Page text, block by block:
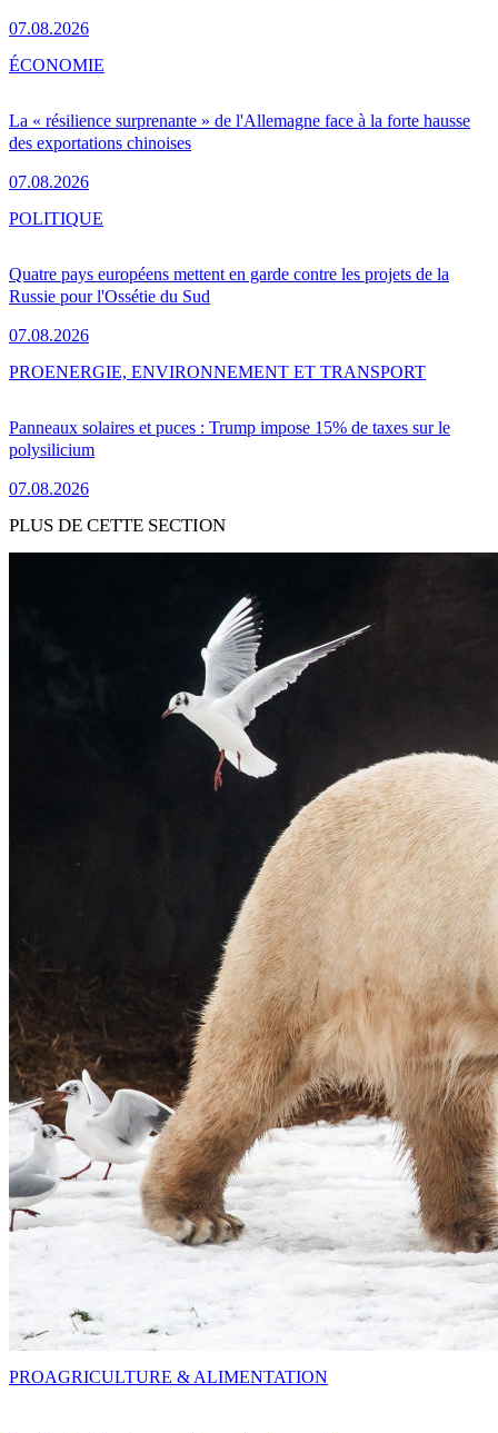
07.08.2026
La « résilience surprenante » de l'Allemagne face à la forte hausse
des exportations chinoises
07.08.2026
ÉCONOMIE
Quatre pays européens mettent en garde contre les projets de la
Russie pour l'Ossétie du Sud
07.08.2026
POLITIQUE
Panneaux solaires et puces : Trump impose 15% de taxes sur le
polysilicium
07.08.2026
PROENERGIE, ENVIRONNEMENT ET TRANSPORT
PLUS DE CETTE SECTION
PROAGRICULTURE & ALIMENTATION